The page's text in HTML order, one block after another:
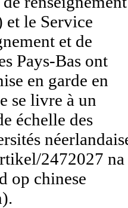
le Service
et de
Pays-Bas ont
en garde en
se livre à un
échelle des
2472027 na
op chinese